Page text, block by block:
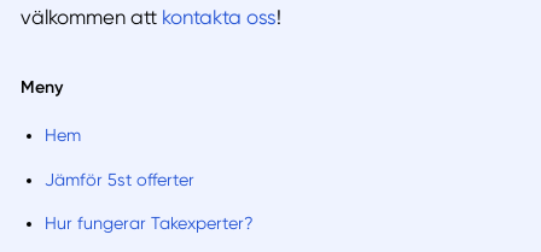
välkommen att kontakta oss!
Meny
Hem
Jämför 5st offerter
Hur fungerar Takexperter?